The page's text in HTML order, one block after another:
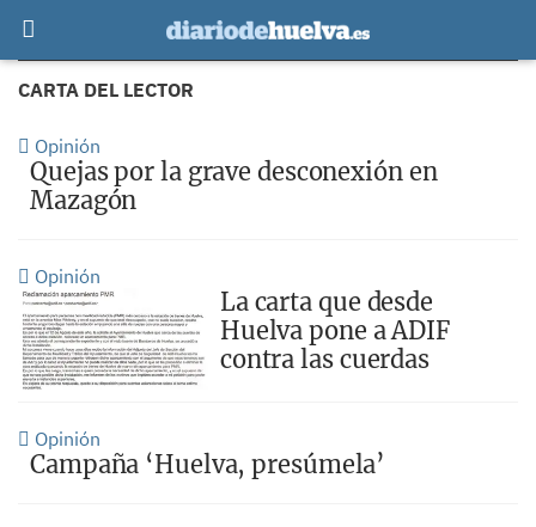
CARTA DEL LECTOR
Opinión
Quejas por la grave desconexión en
Mazagón
Opinión
La carta que desde
Huelva pone a ADIF
contra las cuerdas
Opinión
Campaña ‘Huelva, presúmela’